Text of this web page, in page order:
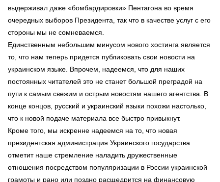
выдерживал даже «бомбардировки» Пентагона во время
очередных выборов Президента, так что в качестве услуг с его
стороны мы не сомневаемся.
Единственным небольшим минусом нового хостинга является
то, что нам теперь придется публиковать свои новости на
украинском языке. Впрочем, надеемся, что для наших
постоянных читателей это не станет большой преградой на
пути к самым свежим и острым новостям нашего агентства. В
конце концов, русский и украинский языки похожи настолько,
что к новой подаче материала все быстро привыкнут.
Кроме того, мы искренне надеемся на то, что новая
президентская администрация Украинского государства
отметит наше стремление наладить дружественные
отношения посредством популяризации в России украинской
грамоты и рано или поздно расщедрится на финансовую